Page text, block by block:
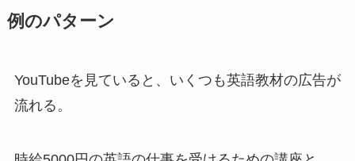
例のパターン
YouTubeを見ていると、いくつも英語教材の広告が
流れる。